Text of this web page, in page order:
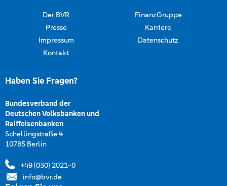
Der BVR
FinanzGruppe
Presse
Karriere
Impressum
Datenschutz
Kontakt
Haben Sie Fragen?
Bundesverband der
Deutschen Volksbanken und
Raiffeisenbanken
Schellingstraße 4
10785 Berlin
+49 (030) 2021-0
info@bvr.de